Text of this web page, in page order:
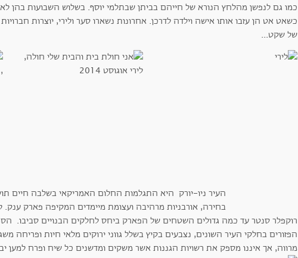
כמו גם לנפשן מהלחץ הנורא של חייהם בביתן שבתלמי יוסף. בשלוש השבועות בהן
כשאט אט הן עזבו אותו אישה וילדה לדרכן. אחרונות נשארו סער ולירי, יוצרות
של שקט...
העיר ניו-יורק היא התגלמות החלום האמריקאי בשלבה חיים
בחירה, אורבניות מרהיבה ועצומת מיימדים המקיפה פארק
רוקפלר סנטר עד כמה גדולים השטחים של הפארק ביחס לחלקים הבנויים סביבו.
הפזורים בחלקי העיר השונים, נצבעים בקיץ בשלל גווני ירוקים מלאי חיות ופריחה
מרווה, אך איננו מספק את רשויות הגננות אשר משקים ומדשנים כל שיח ופרח למען